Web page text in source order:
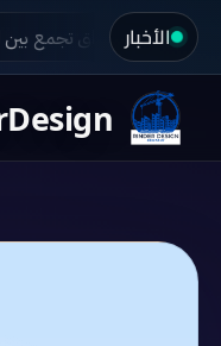
الأخبار
تغيير وجه السليمانية